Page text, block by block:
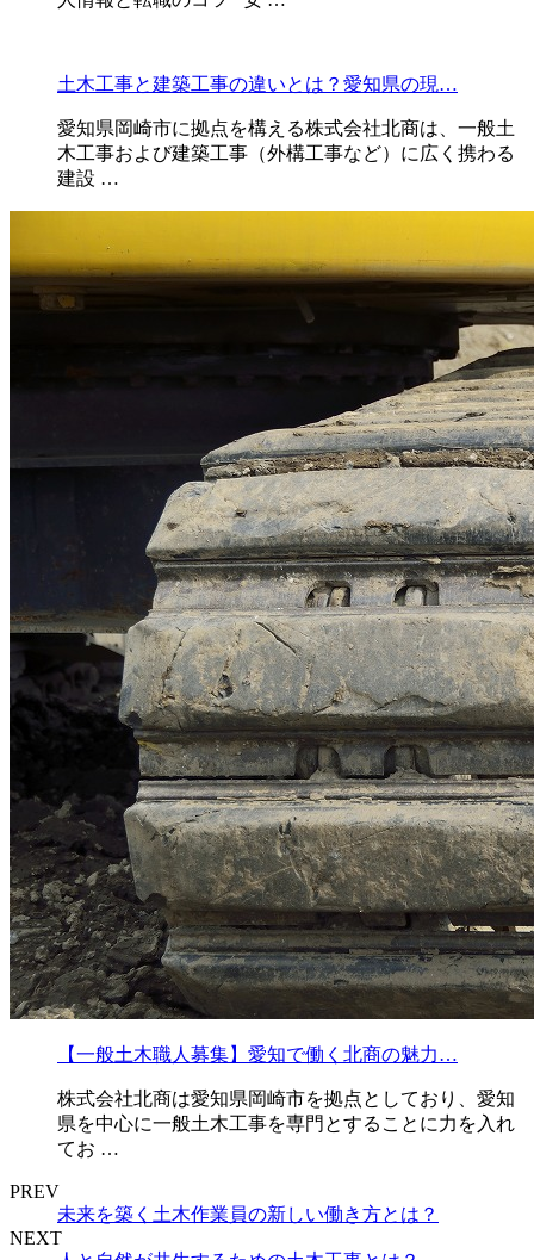
土木工事と建築工事の違いとは？愛知県の現…
愛知県岡崎市に拠点を構える株式会社北商は、一般土
木工事および建築工事（外構工事など）に広く携わる
建設 …
【一般土木職人募集】愛知で働く北商の魅力…
株式会社北商は愛知県岡崎市を拠点としており、愛知
県を中心に一般土木工事を専門とすることに力を入れ
てお …
PREV
未来を築く土木作業員の新しい働き方とは？
NEXT